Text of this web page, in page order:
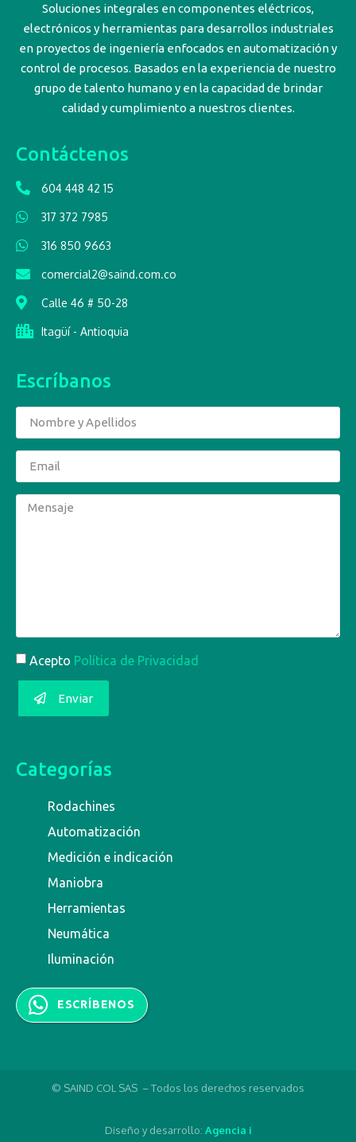
Soluciones integrales en componentes eléctricos,
electrónicos y herramientas para desarrollos industriales
en proyectos de ingeniería enfocados en automatización y
control de procesos. Basados en la experiencia de nuestro
grupo de talento humano y en la capacidad de brindar
calidad y cumplimiento a nuestros clientes.
Contáctenos
604 448 42 15
317 372 7985
316 850 9663
comercial2@saind.com.co
Calle 46 # 50-28
Itagüí - Antioquia
Escríbanos
Acepto Política de Privacidad
Enviar
Categorías
Rodachines
Automatización
Medición e indicación
Maniobra
Herramientas
Neumática
Iluminación
ESCRÍBENOS
© SAIND COL SAS – Todos los derechos reservados
Diseño y desarrollo: Agencia i